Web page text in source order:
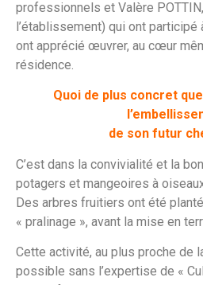
professionnels et Valère
l’établissement) qui ont
ont apprécié œuvrer, au cœur
résidence.
Quoi de plus concret
de son futur
C’est dans la convivialité et la
potagers et mangeoires à
Des arbres fruitiers ont été
« pralinage », avant la mise en
Cette activité, au plus proche de
possible sans l’expertise de «